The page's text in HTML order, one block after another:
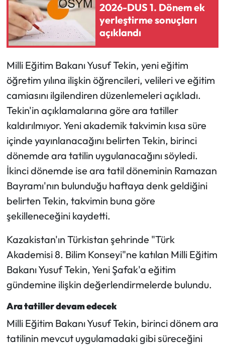
2026-DUS 1. Dönem ek
yerleştirme sonuçları
açıklandı
Milli Eğitim Bakanı Yusuf Tekin, yeni eğitim
öğretim yılına ilişkin öğrencileri, velileri ve eğitim
camiasını ilgilendiren düzenlemeleri açıkladı.
Tekin'in açıklamalarına göre ara tatiller
kaldırılmıyor. Yeni akademik takvimin kısa süre
içinde yayınlanacağını belirten Tekin, birinci
dönemde ara tatilin uygulanacağını söyledi.
İkinci dönemde ise ara tatil döneminin Ramazan
Bayramı'nın bulunduğu haftaya denk geldiğini
belirten Tekin, takvimin buna göre
şekilleneceğini kaydetti.
Kazakistan'ın Türkistan şehrinde "Türk
Akademisi 8. Bilim Konseyi"ne katılan Milli Eğitim
Bakanı Yusuf Tekin, Yeni Şafak'a eğitim
gündemine ilişkin değerlendirmelerde bulundu.
Ara tatiller devam edecek
Milli Eğitim Bakanı Yusuf Tekin, birinci dönem ara
tatilinin mevcut uygulamadaki gibi süreceğini
Laçin Haberleri
Magazin
Mecitözü Haberleri
Oğuzlar Haberleri
Ortaköy Haberleri
Osmancık Haberleri
Otomotiv
Resmi İlan
Resmi Reklam
Sağlık
Siyaset
Spor
Sungurlu Haberleri